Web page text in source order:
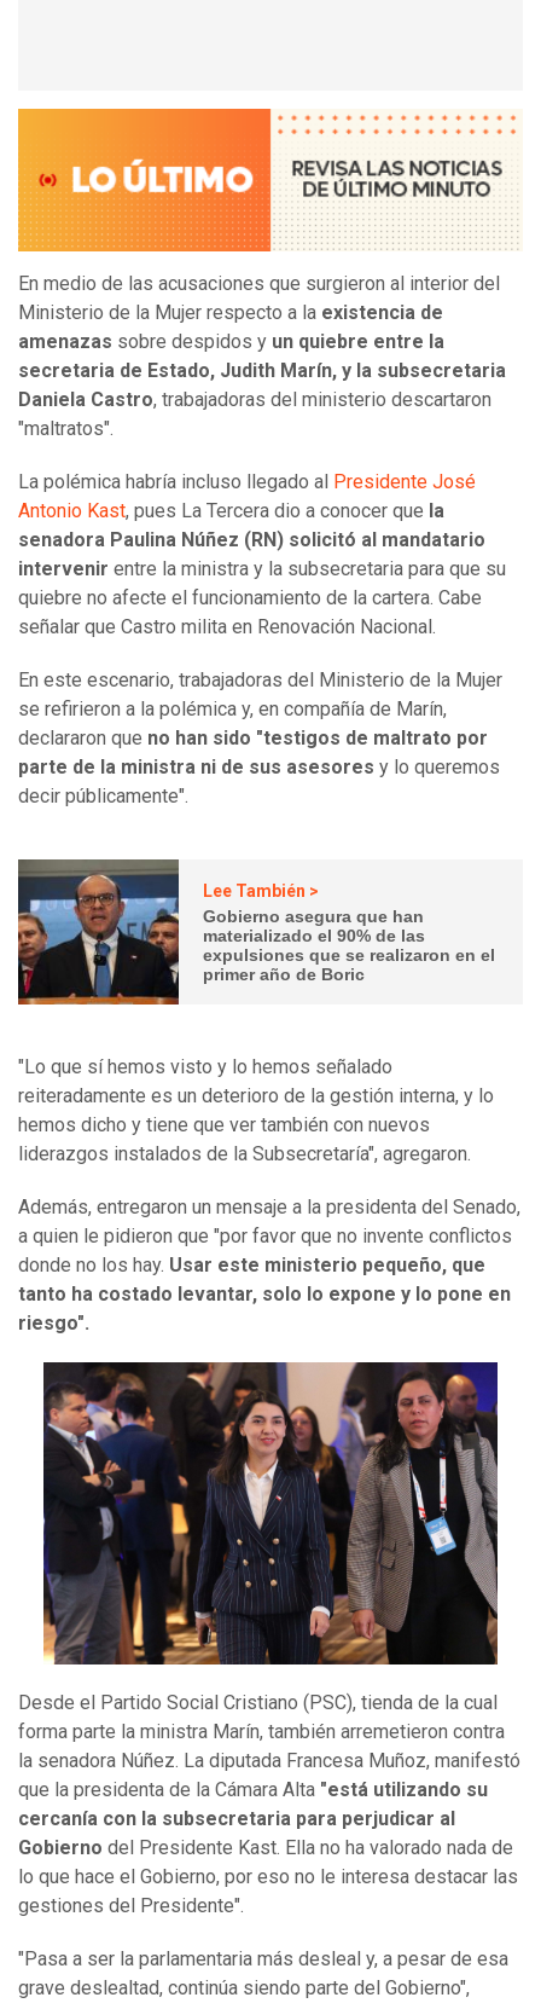
En medio de las acusaciones que surgieron al interior del
Ministerio de la Mujer respecto a la existencia de
amenazas sobre despidos y un quiebre entre la
secretaria de Estado, Judith Marín, y la subsecretaria
Daniela Castro, trabajadoras del ministerio descartaron
"maltratos".
La polémica habría incluso llegado al Presidente José
Antonio Kast, pues La Tercera dio a conocer que la
senadora Paulina Núñez (RN) solicitó al mandatario
intervenir entre la ministra y la subsecretaria para que su
quiebre no afecte el funcionamiento de la cartera. Cabe
señalar que Castro milita en Renovación Nacional.
En este escenario, trabajadoras del Ministerio de la Mujer
se refirieron a la polémica y, en compañía de Marín,
declararon que no han sido "testigos de maltrato por
parte de la ministra ni de sus asesores y lo queremos
decir públicamente".
Lee También >
Gobierno asegura que han
materializado el 90% de las
expulsiones que se realizaron en el
primer año de Boric
"Lo que sí hemos visto y lo hemos señalado
reiteradamente es un deterioro de la gestión interna, y lo
hemos dicho y tiene que ver también con nuevos
liderazgos instalados de la Subsecretaría", agregaron.
Además, entregaron un mensaje a la presidenta del Senado,
a quien le pidieron que "por favor que no invente conflictos
donde no los hay. Usar este ministerio pequeño, que
tanto ha costado levantar, solo lo expone y lo pone en
riesgo".
Desde el Partido Social Cristiano (PSC), tienda de la cual
forma parte la ministra Marín, también arremetieron contra
la senadora Núñez. La diputada Francesa Muñoz, manifestó
que la presidenta de la Cámara Alta "está utilizando su
cercanía con la subsecretaria para perjudicar al
Gobierno del Presidente Kast. Ella no ha valorado nada de
lo que hace el Gobierno, por eso no le interesa destacar las
gestiones del Presidente".
"Pasa a ser la parlamentaria más desleal y, a pesar de esa
grave deslealtad, continúa siendo parte del Gobierno",